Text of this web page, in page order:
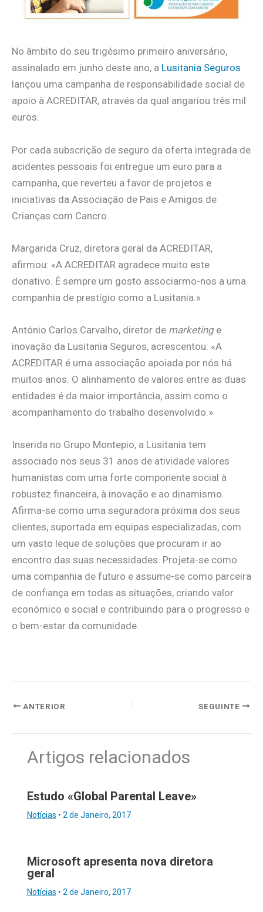
No âmbito do seu trigésimo primeiro aniversário,
assinalado em junho deste ano, a Lusitania Seguros
lançou uma campanha de responsabilidade social de
apoio à ACREDITAR, através da qual angariou três mil
euros.
Por cada subscrição de seguro da oferta integrada de
acidentes pessoais foi entregue um euro para a
campanha, que reverteu a favor de projetos e
iniciativas da Associação de Pais e Amigos de
Crianças com Cancro.
Margarida Cruz, diretora geral da ACREDITAR,
afirmou: «A ACREDITAR agradece muito este
donativo. É sempre um gosto associarmo-nos a uma
companhia de prestígio como a Lusitania.»
António Carlos Carvalho, diretor de marketinge
inovação da Lusitania Seguros, acrescentou: «A
ACREDITAR é uma associação apoiada por nós há
muitos anos. O alinhamento de valores entre as duas
entidades é da maior importância, assim como o
acompanhamento do trabalho desenvolvido.»
Inserida no Grupo Montepio, a Lusitania tem
associado nos seus 31 anos de atividade valores
humanistas com uma forte componente social à
robustez financeira, à inovação e ao dinamismo.
Afirma-se como uma seguradora próxima dos seus
clientes, suportada em equipas especializadas, com
um vasto leque de soluções que procuram ir ao
encontro das suas necessidades. Projeta-se como
uma companhia de futuro e assume-se como parceira
de confiança em todas as situações, criando valor
económico e social e contribuindo para o progresso e
o bem-estar da comunidade.
ANTERIOR SEGUINTE
Artigos relacionados
Estudo «Global Parental Leave»
Notícias • 2 de Janeiro, 2017
Microsoft apresenta nova diretora
geral
Notícias • 2 de Janeiro, 2017